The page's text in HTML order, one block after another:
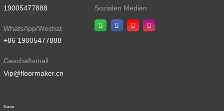
19005477888
WhatsApp/Wechat
+86 19005477888
Geschäftsmail
Vip@floormaker.cn
Sozialen Medien